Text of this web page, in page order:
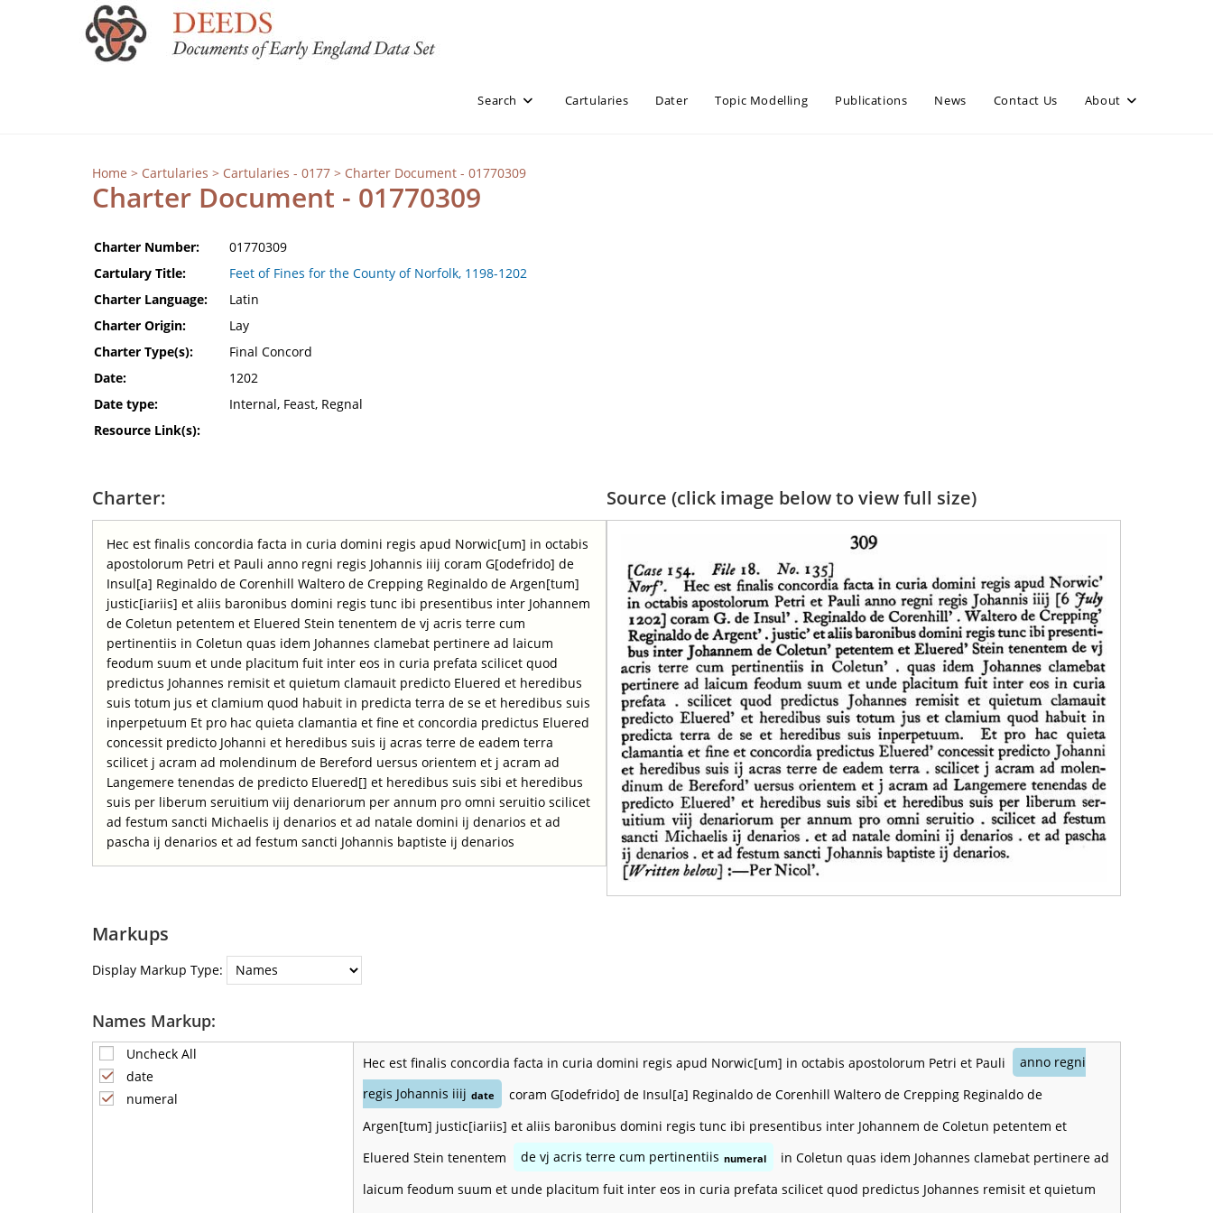
Search Cartularies Dater Topic Modelling Publications News Contact Us About
Home > Cartularies > Cartularies - 0177 > Charter Document - 01770309
Charter Document - 01770309
Charter Number:
01770309
Cartulary Title:
Feet of Fines for the County of Norfolk, 1198-1202
Charter Language:
Latin
Charter Origin:
Lay
Charter Type(s):
Final Concord
Date:
1202
Date type:
Internal, Feast, Regnal
Resource Link(s):
Charter:
Hec est finalis concordia facta in curia domini regis apud Norwic[um] in octabis
apostolorum Petri et Pauli anno regni regis Johannis iiij coram G[odefrido] de
Insul[a] Reginaldo de Corenhill Waltero de Crepping Reginaldo de Argen[tum]
justic[iariis] et aliis baronibus domini regis tunc ibi presentibus inter Johannem
de Coletun petentem et Eluered Stein tenentem de vj acris terre cum
pertinentiis in Coletun quas idem Johannes clamebat pertinere ad laicum
feodum suum et unde placitum fuit inter eos in curia prefata scilicet quod
predictus Johannes remisit et quietum clamauit predicto Eluered et heredibus
suis totum jus et clamium quod habuit in predicta terra de se et heredibus suis
inperpetuum Et pro hac quieta clamantia et fine et concordia predictus Eluered
concessit predicto Johanni et heredibus suis ij acras terre de eadem terra
scilicet j acram ad molendinum de Bereford uersus orientem et j acram ad
Langemere tenendas de predicto Eluered[] et heredibus suis sibi et heredibus
suis per liberum seruitium viij denariorum per annum pro omni seruitio scilicet
ad festum sancti Michaelis ij denarios et ad natale domini ij denarios et ad
pascha ij denarios et ad festum sancti Johannis baptiste ij denarios
Source (click image below to view full size)
Markups
Display Markup Type:
Names Markup:
Uncheck All
date
numeral
Hec est finalis concordia facta in curia domini regis apud Norwic[um] in octabis apostolorum Petri et Pauli
anno regni
regis Johannis iiij date
coram G[odefrido] de Insul[a] Reginaldo de Corenhill Waltero de Crepping Reginaldo de
Argen[tum] justic[iariis] et aliis baronibus domini regis tunc ibi presentibus inter Johannem de Coletun petentem et
Eluered Stein tenentem
de vj acris terre cum pertinentiis numeral
in Coletun quas idem Johannes clamebat pertinere ad
laicum feodum suum et unde placitum fuit inter eos in curia prefata scilicet quod predictus Johannes remisit et quietum